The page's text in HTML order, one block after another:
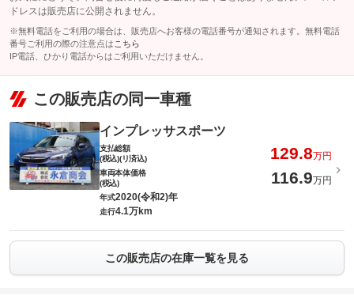
ドレスは販売店に公開されません。
※無料電話をご利用の場合は、販売店へお客様の電話番号が通知されます。無料電話
番号ご利用の際の注意点は こちら
IP電話、ひかり電話からはご利用いただけません。
この販売店の同一車種
インプレッサスポーツ
支払総額
(税込)(リ済込)
129.8万円
車両本体価格
(税込)
116.9万円
年式2020(令和2)年
走行4.1万km
この販売店の在庫一覧を見る